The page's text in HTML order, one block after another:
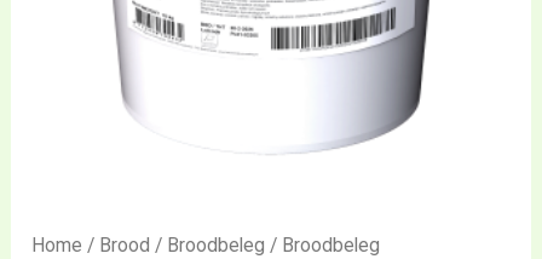
Home / Brood / Broodbeleg / Broodbeleg